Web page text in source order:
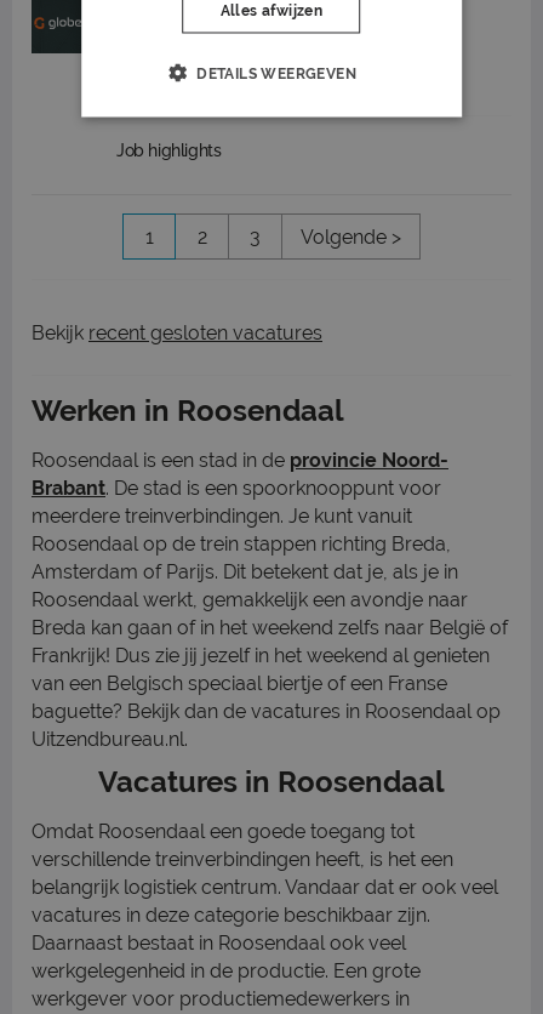
Roosendaal
32 - 40 uur MBO
Job highlights
1 2 3 Volgende >
Bekijk recent gesloten vacatures
Werken in Roosendaal
Roosendaal is een stad in de provincie Noord-
Brabant. De stad is een spoorknooppunt voor
meerdere treinverbindingen. Je kunt vanuit
Roosendaal op de trein stappen richting Breda,
Amsterdam of Parijs. Dit betekent dat je, als je in
Roosendaal werkt, gemakkelijk een avondje naar
Breda kan gaan of in het weekend zelfs naar België of
Frankrijk! Dus zie jij jezelf in het weekend al genieten
van een Belgisch speciaal biertje of een Franse
baguette? Bekijk dan de vacatures in Roosendaal op
Uitzendbureau.nl.
Vacatures in Roosendaal
Omdat Roosendaal een goede toegang tot
verschillende treinverbindingen heeft, is het een
belangrijk logistiek centrum. Vandaar dat er ook veel
vacatures in deze categorie beschikbaar zijn.
Daarnaast bestaat in Roosendaal ook veel
werkgelegenheid in de productie. Een grote
werkgever voor productiemedewerkers in
Alles afwijzen
DETAILS WEERGEVEN